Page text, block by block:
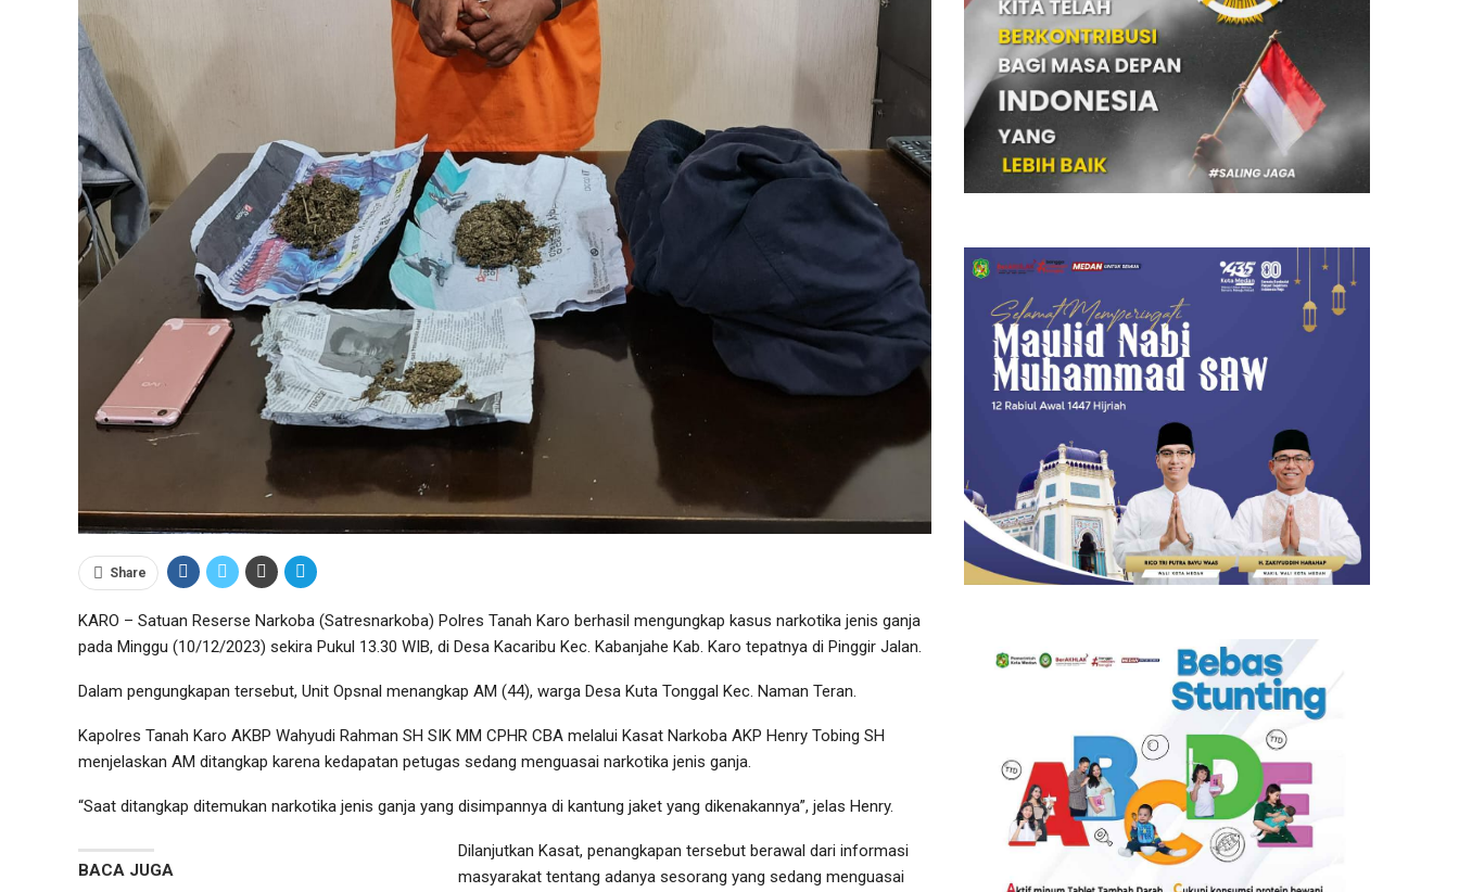
Share
KARO – Satuan Reserse Narkoba (Satresnarkoba) Polres Tanah Karo berhasil mengungkap kasus narkotika jenis ganja
pada Minggu (10/12/2023) sekira Pukul 13.30 WIB, di Desa Kacaribu Kec. Kabanjahe Kab. Karo tepatnya di Pinggir Jalan.
Dalam pengungkapan tersebut, Unit Opsnal menangkap AM (44), warga Desa Kuta Tonggal Kec. Naman Teran.
Kapolres Tanah Karo AKBP Wahyudi Rahman SH SIK MM CPHR CBA melalui Kasat Narkoba AKP Henry Tobing SH
menjelaskan AM ditangkap karena kedapatan petugas sedang menguasai narkotika jenis ganja.
“Saat ditangkap ditemukan narkotika jenis ganja yang disimpannya di kantung jaket yang dikenakannya”, jelas Henry.
BACA JUGA
Dilanjutkan Kasat, penangkapan tersebut berawal dari informasi
masyarakat tentang adanya sesorang yang sedang menguasai